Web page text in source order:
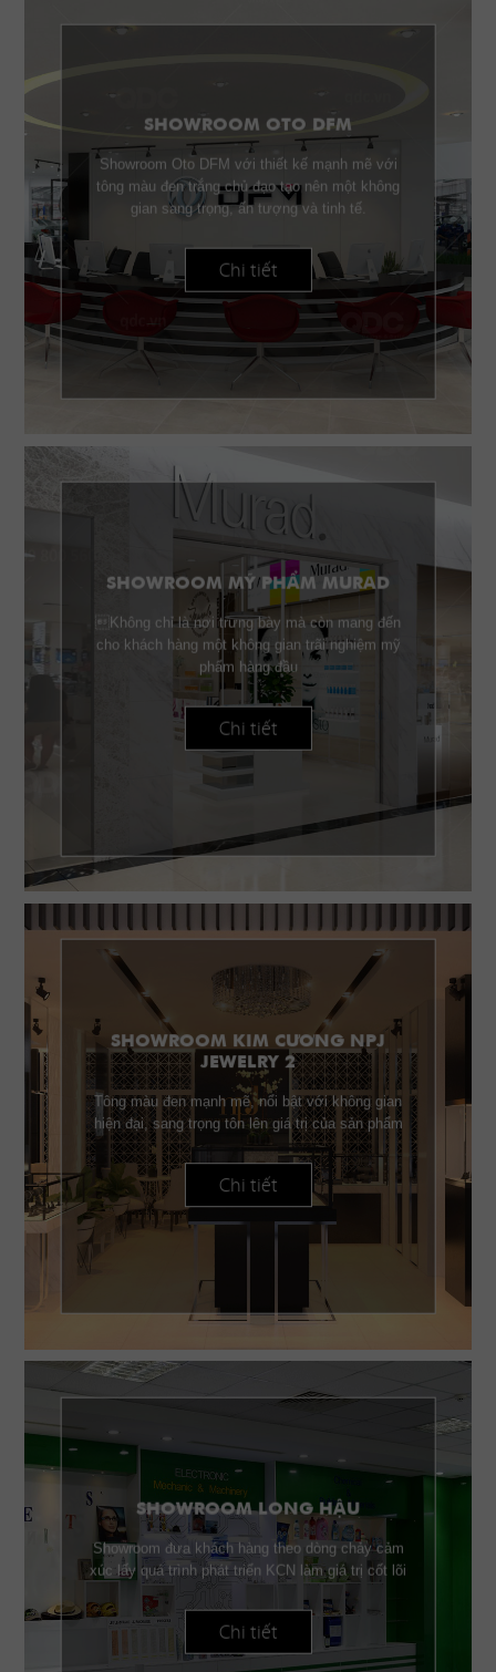
SHOWROOM OTO DFM
Showroom Oto DFM với thiết kế mạnh mẽ với
tông màu đen trắng chủ đạo tạo nên một không
gian sang trọng, ấn tượng và tinh tế.
Chi tiết
SHOWROOM MỸ PHẨM MURAD
Không chỉ là nơi trưng bày mà còn mang đến
cho khách hàng một không gian trãi nghiệm mỹ
phẩm hàng đầu
Chi tiết
SHOWROOM KIM CƯƠNG NPJ
JEWELRY 2
Tông màu đen mạnh mẽ, nổi bật với không gian
hiện đại, sang trọng tôn lên giá trị của sản phẩm
Chi tiết
SHOWROOM LONG HẬU
Showroom đưa khách hàng theo dòng chảy cảm
xúc lấy quá trình phát triển KCN làm giá trị cốt lõi
Chi tiết